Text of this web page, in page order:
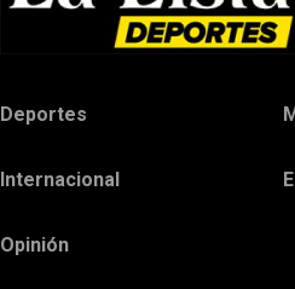
Deportes
Internacional
Opinión